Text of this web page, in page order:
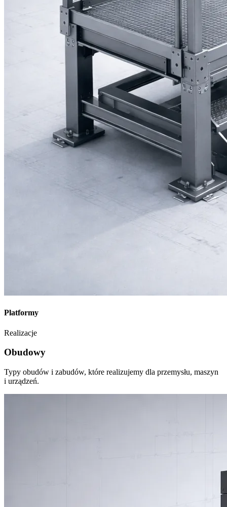
Platformy
Realizacje
Obudowy
Typy obudów i zabudów, które realizujemy dla przemysłu, maszyn
i urządzeń.